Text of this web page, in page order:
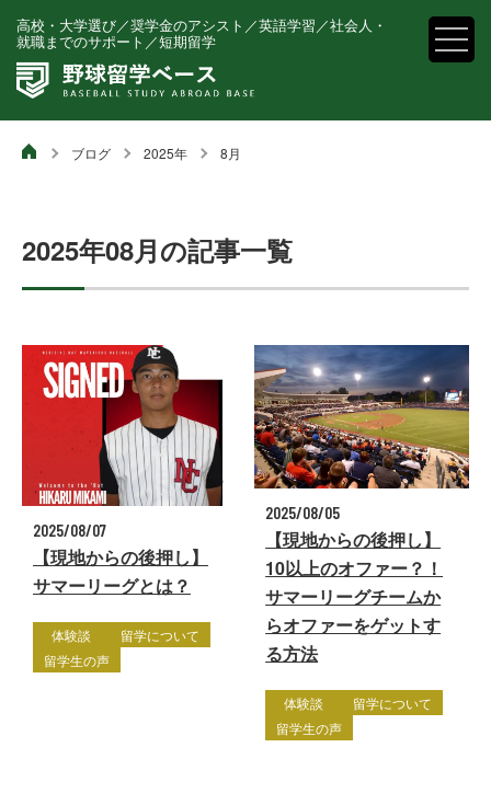
高校・大学選び／奨学金のアシスト／英語学習／社会人・就
職までのサポート／短期留学
高校・大学選び／奨学金のアシスト／英語学習／社会人・
就職までのサポート／短期留学
ブログ 2025年 8月
2025年08月の記事一覧
2025/08/07
【現地からの後押し】
サマーリーグとは？
体験談
留学について
留学生の声
2025/08/05
【現地からの後押し】
10以上のオファー？！
サマーリーグチームか
らオファーをゲットす
る方法
体験談
留学について
留学生の声